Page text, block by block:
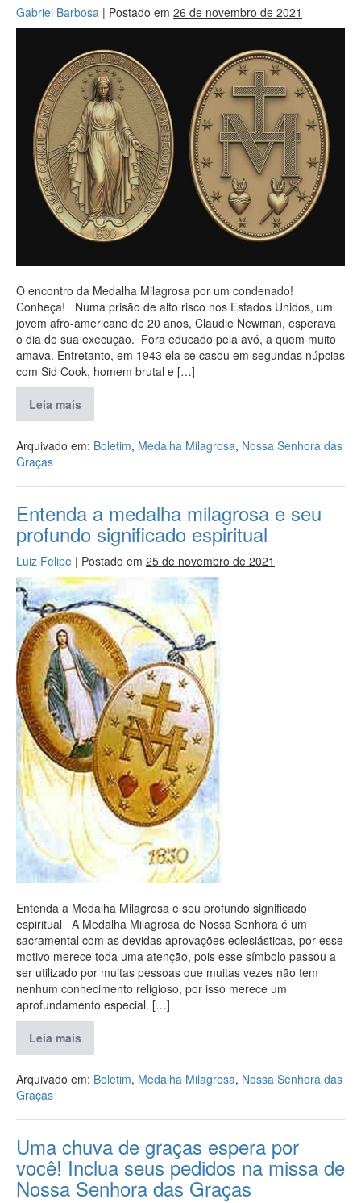
Gabriel Barbosa | Postado em 26 de novembro de 2021
O encontro da Medalha Milagrosa por um condenado!
Conheça! Numa prisão de alto risco nos Estados Unidos, um
jovem afro-americano de 20 anos, Claudie Newman, esperava
o dia de sua execução. Fora educado pela avó, a quem muito
amava. Entretanto, em 1943 ela se casou em segundas núpcias
com Sid Cook, homem brutal e […]
Leia mais
Arquivado em: Boletim, Medalha Milagrosa, Nossa Senhora das
Graças
Entenda a medalha milagrosa e seu
profundo significado espiritual
Luiz Felipe | Postado em 25 de novembro de 2021
Entenda a Medalha Milagrosa e seu profundo significado
espiritual A Medalha Milagrosa de Nossa Senhora é um
sacramental com as devidas aprovações eclesiásticas, por esse
motivo merece toda uma atenção, pois esse símbolo passou a
ser utilizado por muitas pessoas que muitas vezes não tem
nenhum conhecimento religioso, por isso merece um
aprofundamento especial. […]
Leia mais
Arquivado em: Boletim, Medalha Milagrosa, Nossa Senhora das
Graças
Uma chuva de graças espera por
você! Inclua seus pedidos na missa de
Nossa Senhora das Graças